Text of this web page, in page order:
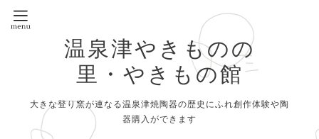
温泉津やきものの
里・やきもの館
大きな登り窯が連なる温泉津焼陶器の歴史にふれ創作体験や陶
器購入ができます